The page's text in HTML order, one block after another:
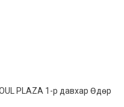
PLAZA 1-р давхар Өдөр